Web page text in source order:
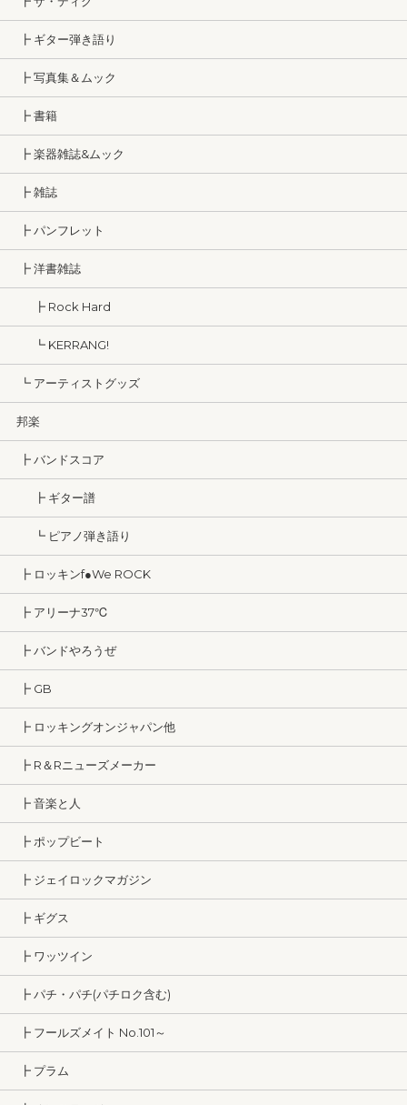
┣ ギター弾き語り
┣ 写真集＆ムック
┣ 書籍
┣ 楽器雑誌&ムック
┣ 雑誌
┣ パンフレット
┣ 洋書雑誌
┣ Rock Hard
┗ KERRANG!
┗ アーティストグッズ
邦楽
┣ バンドスコア
┣ ギター譜
┗ ピアノ弾き語り
┣ ロッキンf●We ROCK
┣ アリーナ37℃
┣ バンドやろうぜ
┣ GB
┣ ロッキングオンジャパン他
┣ R＆Rニューズメーカー
┣ 音楽と人
┣ ポップビート
┣ ジェイロックマガジン
┣ ギグス
┣ ワッツイン
┣ パチ・パチ(パチロク含む)
┣ フールズメイト No.101～
┣ プラム